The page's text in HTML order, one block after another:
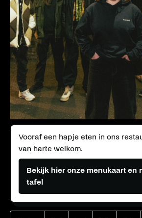
Vooraf een hapje eten in ons
van harte welkom.
Bekijk hier onze menukaart en
tafel